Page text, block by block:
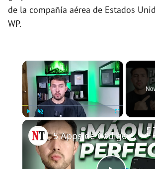
de la compañía aérea de Estados
WP.
×
Unmute Fullscreen
5 Apps de Código Abierto que Transforman tu Android en una Máquina Perfecta